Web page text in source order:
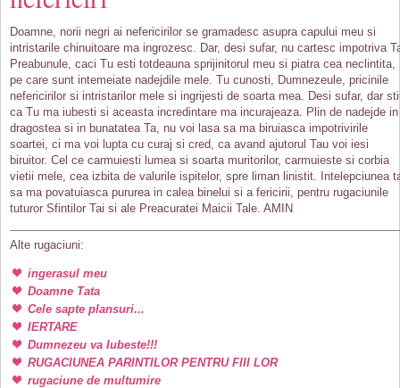
Doamne, norii negri ai nefericirilor se gramadesc asupra capului meu si
intristarile chinuitoare ma ingrozesc. Dar, desi sufar, nu cartesc impotriva
Preabunule, caci Tu esti totdeauna sprijinitorul meu si piatra cea neclintita,
pe care sunt intemeiate nadejdile mele. Tu cunosti, Dumnezeule, pricinile
nefericirilor si intristarilor mele si ingrijesti de soarta mea. Desi sufar, dar
ca Tu ma iubesti si aceasta incredintare ma incurajeaza. Plin de nadejde in
dragostea si in bunatatea Ta, nu voi lasa sa ma biruiasca impotrivirile
soartei, ci ma voi lupta cu curaj si cred, ca avand ajutorul Tau voi iesi
biruitor. Cel ce carmuiesti lumea si soarta muritorilor, carmuieste si corbia
vietii mele, cea izbita de valurile ispitelor, spre liman linistit. Intelepciunea
sa ma povatuiasca pururea in calea binelui si a fericirii, pentru rugaciunile
tuturor Sfintilor Tai si ale Preacuratei Maicii Tale. AMIN
Alte rugaciuni:
ingerasul meu
Doamne Tata
Cele sapte plansuri...
IERTARE
Dumnezeu va Iubeste!!!
RUGACIUNEA PARINTILOR PENTRU FIII LOR
rugaciune de multumire